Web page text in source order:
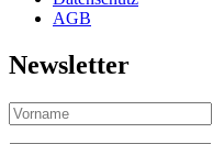
AGB
Newsletter